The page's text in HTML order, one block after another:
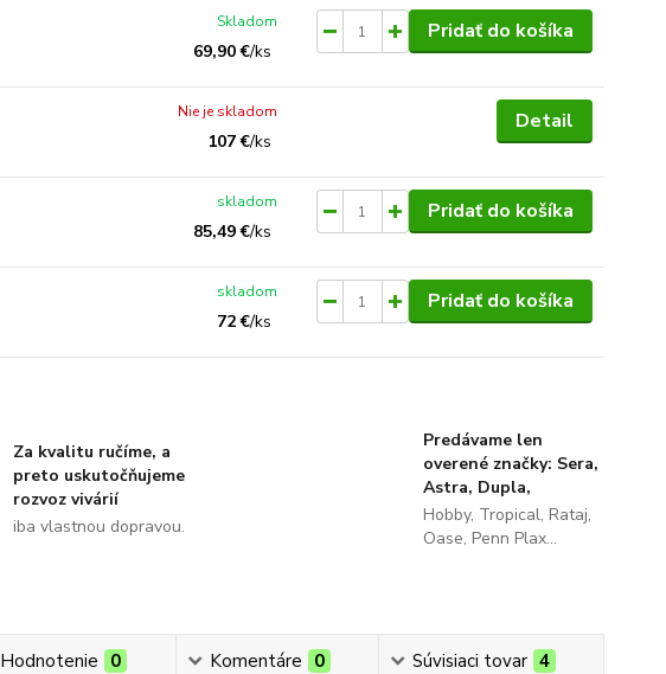
69,90 €/ks
Skladom Pridať do košíka
107 €/ks
Nie je skladom Detail
85,49 €/ks
skladom Pridať do košíka
72 €/ks
skladom Pridať do košíka
Za kvalitu ručíme, a
preto uskutočňujeme
rozvoz vivárií
iba vlastnou dopravou.
Predávame len
overené značky: Sera,
Astra, Dupla,
Hobby, Tropical, Rataj,
Oase, Penn Plax...
Hodnotenie 0 Komentáre 0 Súvisiaci tovar 4